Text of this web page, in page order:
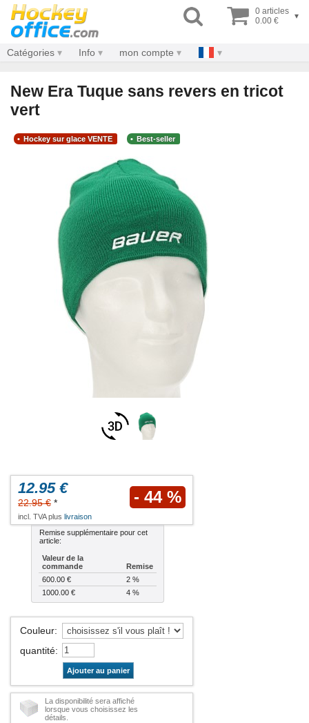
0 articles
0.00 €
▾
Catégories Info mon compte
New Era Tuque sans revers en tricot
vert
Hockey sur glace VENTE Best-seller
12.95 €
22.95 € * - 44 %
incl. TVA plus livraison
Remise supplémentaire pour cet
article:
Valeur de la
commande
Remise
600.00 €
2 %
1000.00 €
4 %
Couleur:
quantité:
Ajouter au panier
La disponibilité sera affiché
lorsque vous choisissez les
détails.